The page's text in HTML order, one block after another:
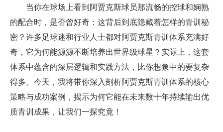
当你在球场上看到阿贾克斯球员那流畅的控球和娴熟
的配合时，是否曾好奇：这背后到底隐藏着怎样的青训秘
密？许多足球迷和行业人士都对阿贾克斯青训体系充满好
奇，它为何能源源不断培养出世界级球星？实际上，这套
体系中蕴含的深层逻辑和实践方法，比你想象中的要复杂
得多。今天，我将带你深入剖析阿贾克斯青训体系的核心
策略与成功案例，揭示为何它能在未来数十年持续输出优
质青训成果，让我们一探究竟！